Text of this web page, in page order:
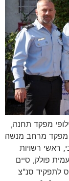
חילופי מפקד תחנה,
מפקד מרחב מנשה
ראשי רשויות
פולק, סיים
לתפקיד סנ"צ